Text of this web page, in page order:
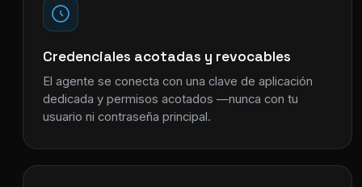
Credenciales acotadas y revocables
El agente se conecta con una clave de aplicación
dedicada y permisos acotados —nunca con tu
usuario ni contraseña principal.